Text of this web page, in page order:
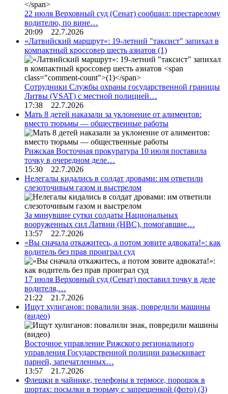
22 июля Верховный суд (Сенат) сообщил: престарелому
водителю, по вине…
20:09 22.7.2026
«Латвийский маршрут»: 19-летний "таксист" запихал в
компактный кроссовер шесть азиатов (1)
Сотрудники Службы охраны государственной границы
Литвы (VSAT) с местной полицией…
17:38 22.7.2026
Мать 8 детей наказали за уклонение от алиментов:
вместо тюрьмы — общественные работы
Рижская Восточная прокуратура 10 июля поставила
точку в очередном деле…
15:30 22.7.2026
Нелегалы кидались в солдат дровами: им ответили
слезоточивым газом и выстрелом
За минувшие сутки солдаты Национальных
вооруженных сил Латвии (НВС), помогавшие…
13:57 22.7.2026
«Вы сначала откажитесь, а потом зовите адвоката!»: как
водитель без прав проиграл суд
17 июля Верховный суд (Сенат) поставил точку в деле
водителя,…
21:22 21.7.2026
Ищут хулиганов: повалили знак, повредили машины
(видео)
Восточное управление Рижского регионального
управления Государственной полиции разыскивает
парней, запечатленных…
13:57 21.7.2026
Флешки в чайнике, телефоны в термосе, порошок в
шортах: посылки в тюрьму с запрещенкой (фото) (3)